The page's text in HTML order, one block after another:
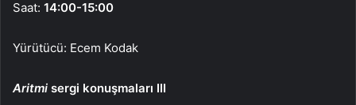
Saat: 14:00-15:00
Yürütücü: Ecem Kodak
Aritmi sergi konuşmaları III